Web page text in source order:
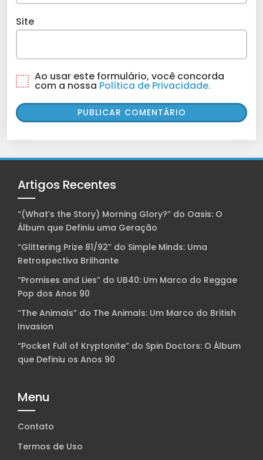
Site
Ao usar este formulário, você concorda
com a nossa Política de Privacidade.
Artigos Recentes
“(What’s the Story) Morning Glory?” do Oasis: O
Álbum que Definiu uma Geração
“Glittering Prize 81/92” do Simple Minds: Uma
Retrospectiva Brilhante
“Promises and Lies” do UB40: Um Marco do Reggae
Pop dos Anos 90
“The Animals” do The Animals: Um Marco do British
Invasion
“Pocket Full of Kryptonite” do Spin Doctors: O Álbum
que Definiu os Anos 90
Menu
Contato
Termos de Uso